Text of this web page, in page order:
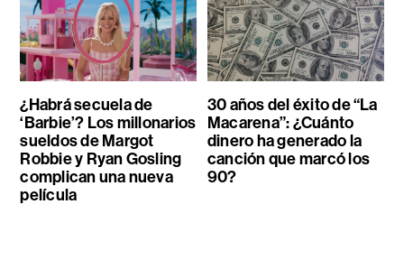
¿Habrá secuela de
‘Barbie’? Los millonarios
sueldos de Margot
Robbie y Ryan Gosling
complican una nueva
película
30 años del éxito de “La
Macarena”: ¿Cuánto
dinero ha generado la
canción que marcó los
90?